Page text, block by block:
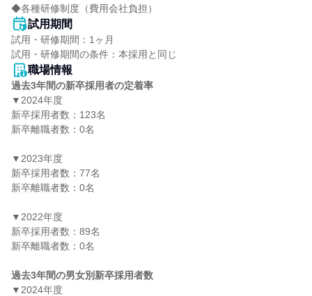
◆各種研修制度（費用会社負担）
試用期間
試用・研修期間：1ヶ月
職場情報
過去3年間の新卒採用者の定着率
▼2024年度
新卒採用者数：123名
新卒離職者数：0名
▼2023年度
新卒採用者数：77名
新卒離職者数：0名
▼2022年度
新卒採用者数：89名
新卒離職者数：0名
過去3年間の男女別新卒採用者数
▼2024年度